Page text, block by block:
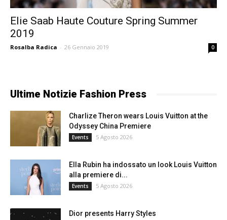
Elie Saab Haute Couture Spring Summer
2019
Rosalba Radica - 26 Gennaio 2019 0
Ultime Notizie Fashion Press
Charlize Theron wears Louis Vuitton at the
Odyssey China Premiere
Events 5 Agosto 2026
Ella Rubin ha indossato un look Louis Vuitton
alla premiere di...
Events 5 Agosto 2026
Dior presents Harry Styles